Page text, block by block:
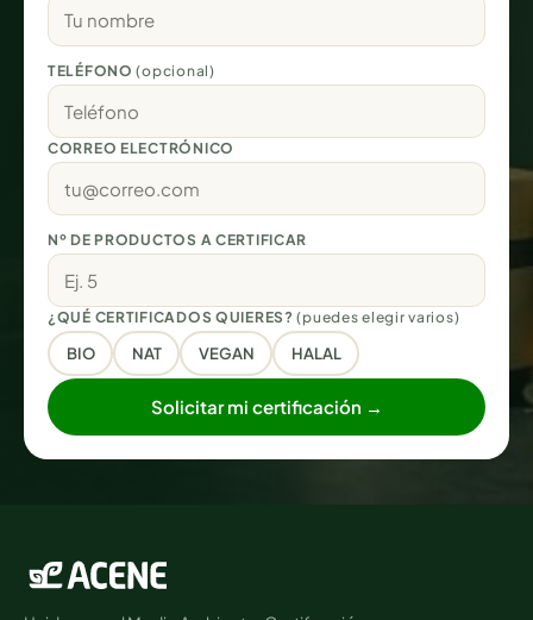
TELÉFONO(opcional)
CORREO ELECTRÓNICO
Nº DE PRODUCTOS A CERTIFICAR
¿QUÉ CERTIFICADOS QUIERES?(puedes elegir varios)
BIO NAT VEGAN HALAL
Solicitar mi certificación →